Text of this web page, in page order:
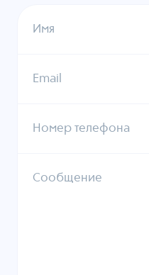
Имя
Email
Номер телефона
Сообщение